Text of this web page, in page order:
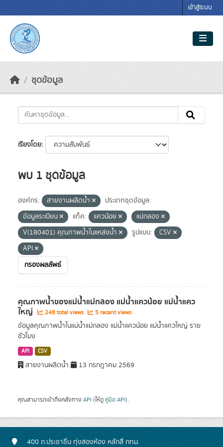
เข้าสู่ระบบ
ชุดข้อมูล
เรียงโดย
พบ 1 ชุดข้อมูล
องค์กร: สายงานผลิตน้ำ
ประเภทชุดข้อมูล:
ข้อมูลระเบียน
แท็ค: แควน้อย
แม่กลอง
V(180401) คุณภาพน้ำในแหล่งน้ำ
รูปแบบ:
CSV
API
กรองผลลัพธ์
คุณภาพน้ำของแม่น้ำแม่กลอง แม่น้ำแควน้อย แม่น้ำแคว
ใหญ่ 248 total views 5 recent views
ข้อมูลคุณภาพน้ำในแม่น้ำแม่กลอง แม่น้ำแควน้อย แม่น้ำแควใหญ่ ราย
ชั่วโมง
API CSV
สายงานผลิตน้ำ 13 กรกฎาคม 2569
คุณสามารถเข้าถึงคลังทาง API (ให้ดู คู่มือ API).
400 ถ.ประชาชื่น ทุ่งสองห้อง หลักสี่ กทม.